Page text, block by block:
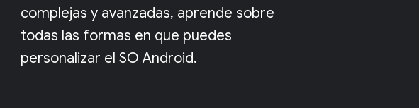
complejas y avanzadas, aprende sobre
todas las formas en que puedes
personalizar el SO Android.